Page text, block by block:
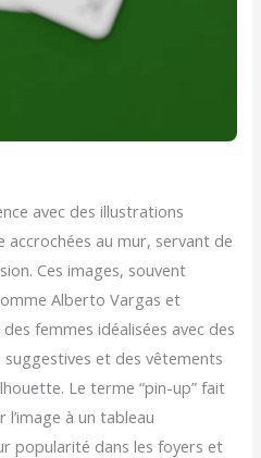
avec des illustrations
accrochées au mur, servant de
Ces images, souvent
Alberto Vargas et
femmes idéalisées avec des
et des vêtements
Le terme “pin-up” fait
l’image à un tableau
popularité dans les foyers et